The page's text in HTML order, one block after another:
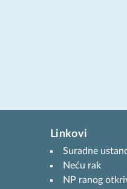
Linkovi
Suradne
Neću rak
NP ranog